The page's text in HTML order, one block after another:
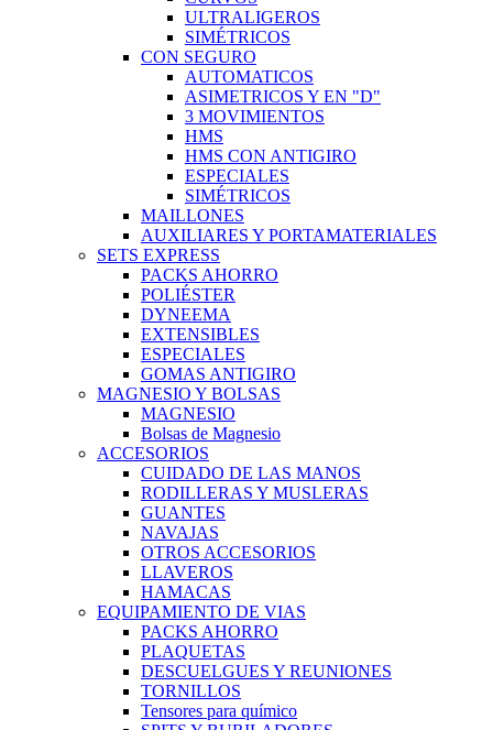
ULTRALIGEROS
SIMÉTRICOS
CON SEGURO
AUTOMATICOS
ASIMETRICOS Y EN "D"
3 MOVIMIENTOS
HMS
HMS CON ANTIGIRO
ESPECIALES
SIMÉTRICOS
MAILLONES
AUXILIARES Y PORTAMATERIALES
SETS EXPRESS
PACKS AHORRO
POLIÉSTER
DYNEEMA
EXTENSIBLES
ESPECIALES
GOMAS ANTIGIRO
MAGNESIO Y BOLSAS
MAGNESIO
Bolsas de Magnesio
ACCESORIOS
CUIDADO DE LAS MANOS
RODILLERAS Y MUSLERAS
GUANTES
NAVAJAS
OTROS ACCESORIOS
LLAVEROS
HAMACAS
EQUIPAMIENTO DE VIAS
PACKS AHORRO
PLAQUETAS
DESCUELGUES Y REUNIONES
TORNILLOS
Tensores para químico